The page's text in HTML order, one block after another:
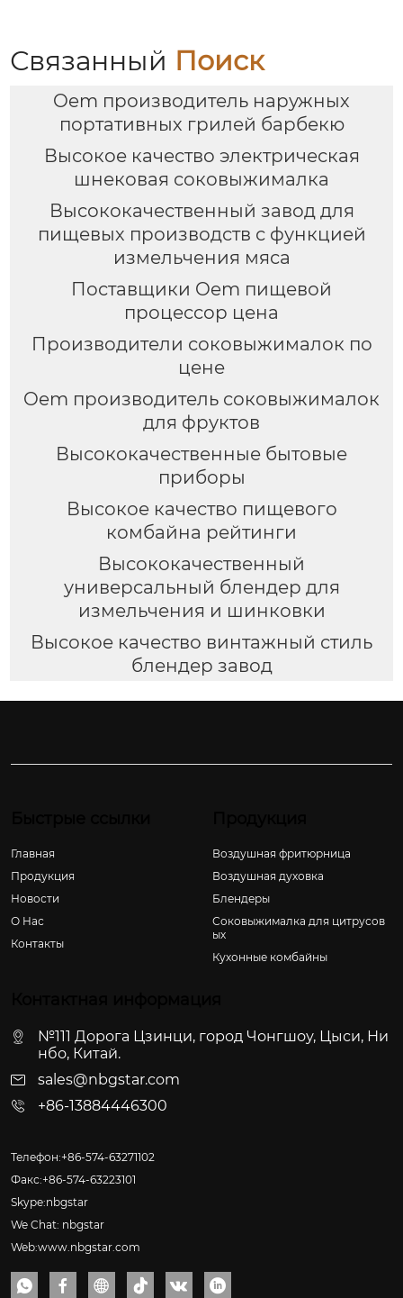
Связанный Поиск
Oem производитель наружных
портативных грилей барбекю
Высокое качество электрическая
шнековая соковыжималка
Высококачественный завод для
пищевых производств с функцией
измельчения мяса
Поставщики Oem пищевой
процессор цена
Производители соковыжималок по
цене
Oem производитель соковыжималок
для фруктов
Высококачественные бытовые
приборы
Высокое качество пищевого
комбайна рейтинги
Высококачественный
универсальный блендер для
измельчения и шинковки
Высокое качество винтажный стиль
блендер завод
Главная
Продукция
Новости
О Hас
Контакты
Воздушная фритюрница
Воздушная духовка
Блендеры
Соковыжималка для цитрусов
ых
Кухонные комбайны
№111 Дорога Цзинци, город Чонгшоу, Цыси, Ни
нбо, Китай.
sales@nbgstar.com
+86-13884446300
Телефон:+86-574-63271102
Факс:+86-574-63223101
Skype:nbgstar
We Chat: nbgstar
Web:www.nbgstar.com
     